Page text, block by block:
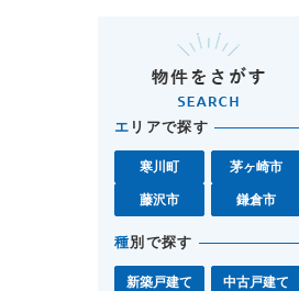
エ リアで探す
寒川町 茅ヶ崎市
藤沢市 鎌倉市
種別で探す
新築戸建て 中古戸建て